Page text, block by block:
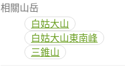
相關山岳
白姑大山
白姑大山東南峰
三錐山